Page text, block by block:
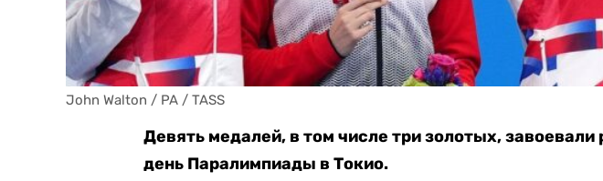
John Walton / PA / TASS
Девять медалей, в том числе три золотых, завоевали
день Паралимпиады в Токио.